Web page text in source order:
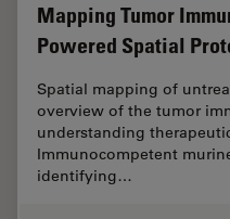
Mapping Tumor
Powered Spatial
Spatial mapping of
overview of the tumor
understanding
Immunocompetent
identifying…